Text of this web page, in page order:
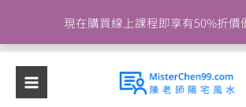
現在購買線上課程即享有50%折價
主